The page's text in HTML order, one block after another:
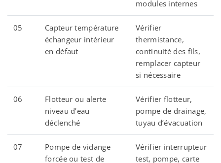
modules internes
05
Capteur température
échangeur intérieur
en défaut
Vérifier
thermistance,
continuité des fils,
remplacer capteur
si nécessaire
06
Flotteur ou alerte
niveau d’eau
déclenché
Vérifier flotteur,
pompe de drainage,
tuyau d’évacuation
07
Pompe de vidange
forcée ou test de
Vérifier interrupteur
test, pompe, carte